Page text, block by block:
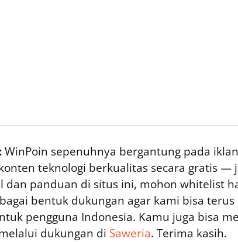
WinPoin sepenuhnya bergantung pada
teknologi berkualitas secara gratis —
dan panduan di situs ini, mohon whitelist
bentuk dukungan agar kami bisa
pengguna Indonesia. Kamu juga bisa
dukungan di Saweria. Terima kasih.